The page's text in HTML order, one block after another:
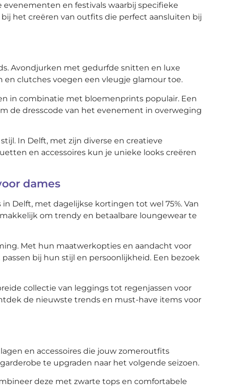
en festivals waarbij specifieke
het creëren van outfits die perfect aansluiten bij
Avondjurken met gedurfde snitten en luxe
en clutches voegen een vleugje glamour toe.
in combinatie met bloemenprints populair. Een
de dresscode van het evenement in overweging
In Delft, met zijn diverse en creatieve
en accessoires kun je unieke looks creëren
dames
Delft, met dagelijkse kortingen tot wel 75%. Van
om trendy en betaalbare loungewear te
Met hun maatwerkopties en aandacht voor
bij hun stijl en persoonlijkheid. Een bezoek
collectie van leggings tot regenjassen voor
de nieuwste trends en must-have items voor
en accessoires die jouw zomeroutfits
te upgraden naar het volgende seizoen.
deze met zwarte tops en comfortabele